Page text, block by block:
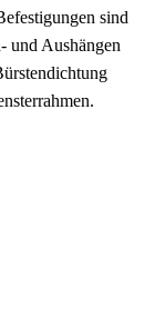
sind
und Aushängen